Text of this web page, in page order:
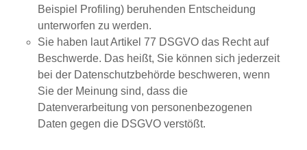
Beispiel Profiling) beruhenden Entscheidung
unterworfen zu werden.
Sie haben laut Artikel 77 DSGVO das Recht auf
Beschwerde. Das heißt, Sie können sich jederzeit
bei der Datenschutzbehörde beschweren, wenn
Sie der Meinung sind, dass die
Datenverarbeitung von personenbezogenen
Daten gegen die DSGVO verstößt.